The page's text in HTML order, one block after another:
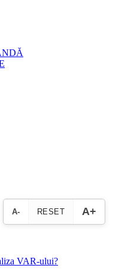
A- RESET A+
VAR-ului?